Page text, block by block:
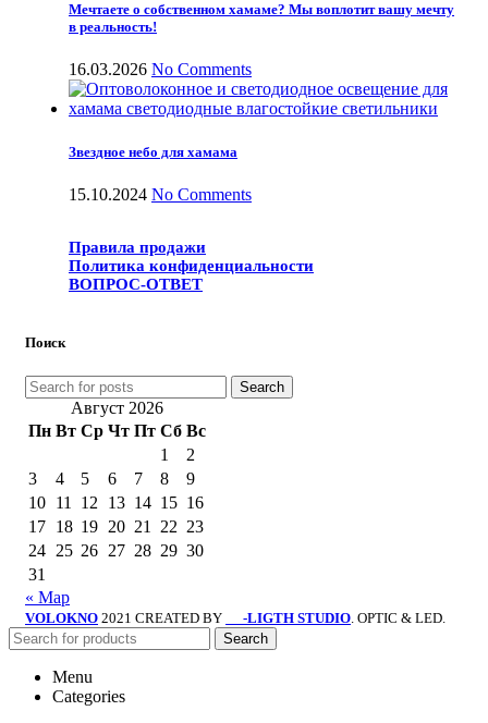
Мечтаете о собственном хамаме? Мы воплотит вашу мечту
в реальность!
16.03.2026 No Comments
Звездное небо для хамама
15.10.2024 No Comments
Правила продажи
Политика конфиденциальности
ВОПРОС-ОТВЕТ
Поиск
Search
Август 2026
Пн Вт Ср Чт Пт Сб Вс
1
2
3
4 5 6 7 8
9
10 11 12 13 14 15 16
17 18 19 20 21 22 23
24 25 26 27 28 29 30
31
« Мар
VOLOKNO 2021 CREATED BY -LIGTH STUDIO. OPTIC & LED.
Search
Menu
Categories